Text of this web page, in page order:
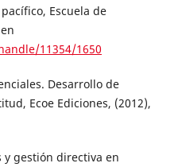
Escuela de
11354/1650
Desarrollo de
Ecoe Ediciones, (2012),
y gestión directiva en